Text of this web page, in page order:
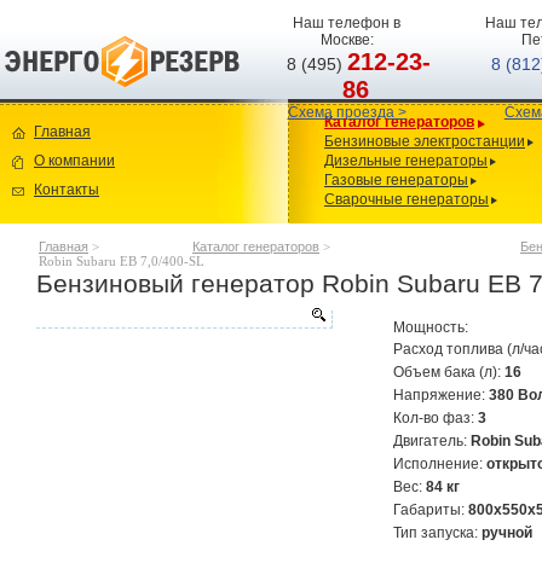
Наш телефон в
Москве:
8 (495)212-23-
86
Схема проезда >
Наш
8
Главная
О компании
Контакты
Каталог генераторов
Бензиновые электростанции
Дизельные генераторы
Газовые генераторы
Сварочные генераторы
Главная > Каталог генераторов >
Robin Subaru EB 7,0/400-SL
Бензиновый генератор Robin Subaru EB
Мощность:
Расход топлива (л/
Объем бака (л): 16
Напряжение: 380
Кол-во фаз: 3
Двигатель: Robin
Исполнение:
Вес: 84 кг
Габариты:
Тип запуска: ручной